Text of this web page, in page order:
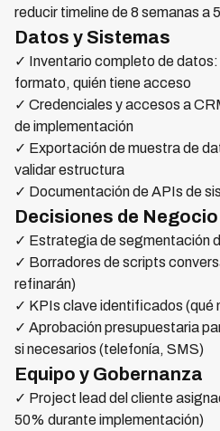
reducir timeline de 8 semanas a
Datos y Sistemas
✓ Inventario completo de
formato, quién tiene acceso
✓ Credenciales y accesos a
de implementación
✓ Exportación de muestra de
validar estructura
✓ Documentación de APIs de
Decisiones de Negocio
✓ Estrategia de segmentación
✓ Borradores de scripts
refinarán)
✓ KPIs clave identificados (qué
✓ Aprobación presupuestaria
si necesarios (telefonía, SMS)
Equipo y Gobernanza
✓ Project lead del cliente
50% durante implementación)